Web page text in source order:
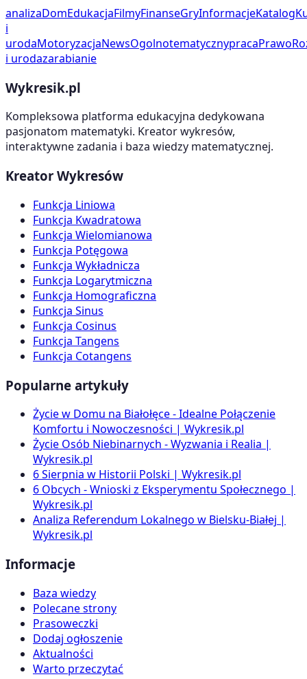
analizaDomEdukacjaFilmyFinanseGryInformacjeKatalog
i
urodaMotoryzacjaNewsOgolnotematycznypracaPrawo
i urodazarabianie
Wykresik.pl
Kompleksowa platforma edukacyjna dedykowana
pasjonatom matematyki. Kreator wykresów,
interaktywne zadania i baza wiedzy matematycznej.
Kreator Wykresów
Funkcja Liniowa
Funkcja Kwadratowa
Funkcja Wielomianowa
Funkcja Potęgowa
Funkcja Wykładnicza
Funkcja Logarytmiczna
Funkcja Homograficzna
Funkcja Sinus
Funkcja Cosinus
Funkcja Tangens
Funkcja Cotangens
Popularne artykuły
Życie w Domu na Białołęce - Idealne Połączenie
Komfortu i Nowoczesności | Wykresik.pl
Życie Osób Niebinarnych - Wyzwania i Realia |
Wykresik.pl
6 Sierpnia w Historii Polski | Wykresik.pl
6 Obcych - Wnioski z Eksperymentu Społecznego |
Wykresik.pl
Analiza Referendum Lokalnego w Bielsku-Białej |
Wykresik.pl
Informacje
Baza wiedzy
Polecane strony
Prasoweczki
Dodaj ogłoszenie
Aktualności
Warto przeczytać